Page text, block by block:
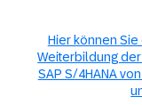
Hier können
Weiterbildung
SAP S/4HANA